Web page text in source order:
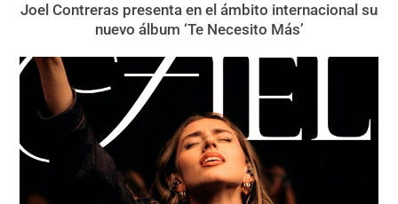
Joel Contreras presenta en el ámbito internacional su
nuevo álbum ‘Te Necesito Más’